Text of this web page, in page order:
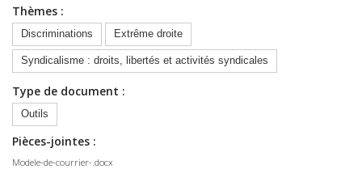
Thèmes :
Discriminations Extrême droite
Syndicalisme : droits, libertés et activités syndicales
Type de document :
Outils
Pièces-jointes :
Modele-de-courrier-.docx